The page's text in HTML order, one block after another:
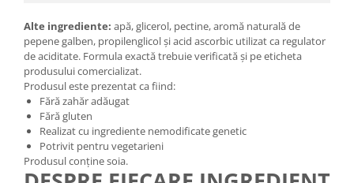
Alte ingrediente: apă, glicerol, pectine, aromă naturală de
pepene galben, propilenglicol și acid ascorbic utilizat ca regulator
de aciditate. Formula exactă trebuie verificată și pe eticheta
produsului comercializat.
Produsul este prezentat ca fiind:
Fără zahăr adăugat
Fără gluten
Realizat cu ingrediente nemodificate genetic
Potrivit pentru vegetarieni
Produsul conține soia.